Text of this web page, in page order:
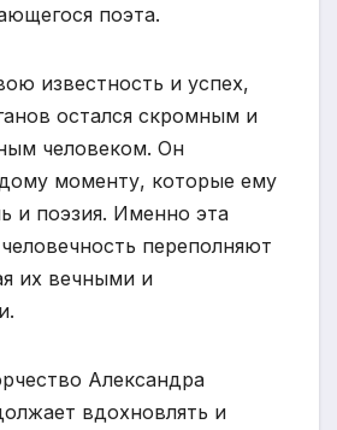
поэта.
известность и успех,
остался скромным и
человеком. Он
моменту, которые ему
и поэзия. Именно эта
переполняют
их вечными и
Александра
вдохновлять и